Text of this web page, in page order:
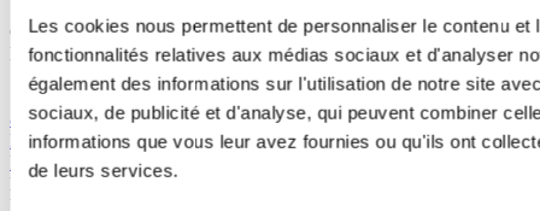
Les cookies nous permettent de personnaliser le contenu
fonctionnalités relatives aux médias sociaux et d'analyser
également des informations sur l'utilisation de notre site
sociaux, de publicité et d'analyse, qui peuvent combiner
informations que vous leur avez fournies ou qu'ils ont
de leurs services.
Chalets
L'IVRESSE DES SOMMETS II
Saint-Côme, QC J0K
819 740-6093
livressedessommets@outlook.com
Réservez!
No d'enregistrement297263
L'IVRESSE DES SOMMETS II